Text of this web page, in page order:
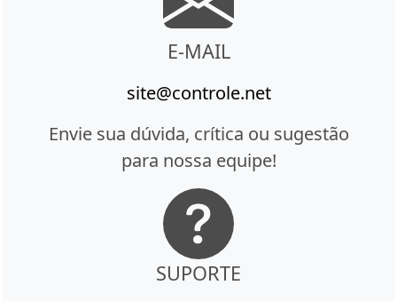
E-MAIL
site@controle.net
Envie sua dúvida, crítica ou sugestão
para nossa equipe!
SUPORTE